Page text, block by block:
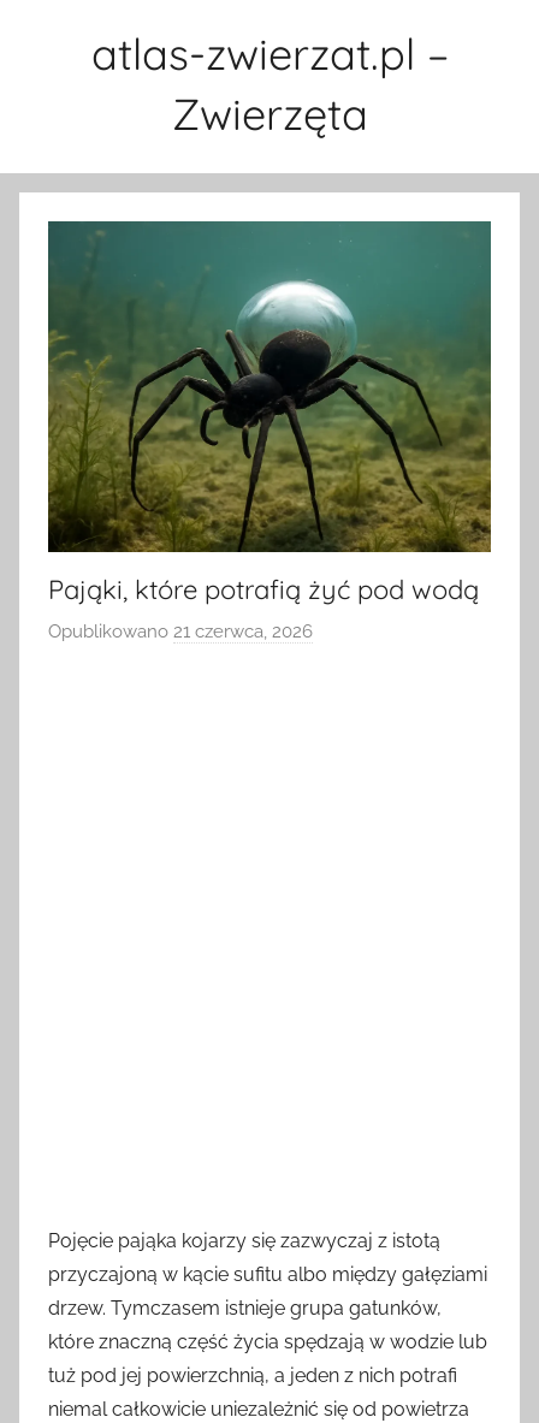
atlas-zwierzat.pl –
Zwierzęta
Pająki, które potrafią żyć pod wodą
Opublikowano 21 czerwca, 2026
Pojęcie pająka kojarzy się zazwyczaj z istotą
przyczajoną w kącie sufitu albo między gałęziami
drzew. Tymczasem istnieje grupa gatunków,
które znaczną część życia spędzają w wodzie lub
tuż pod jej powierzchnią, a jeden z nich potrafi
niemal całkowicie uniezależnić się od powietrza